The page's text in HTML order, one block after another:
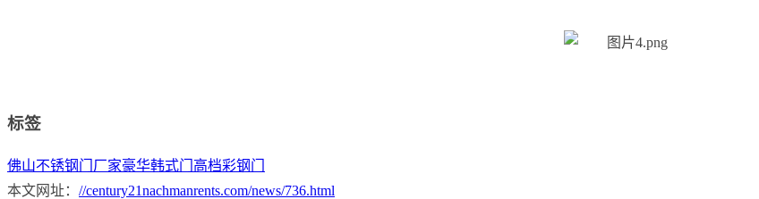
标签
佛山不锈钢门厂家豪华韩式门 高档彩钢门
本文网址： //century21nachmanrents.com/news/736.html